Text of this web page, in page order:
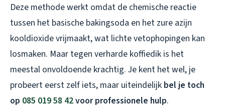
Deze methode werkt omdat de chemische reactie
tussen het basische bakingsoda en het zure azijn
kooldioxide vrijmaakt, wat lichte vetophopingen kan
losmaken. Maar tegen verharde koffiedik is het
meestal onvoldoende krachtig. Je kent het wel, je
probeert eerst zelf iets, maar uiteindelijk bel je toch
op 085 019 58 42voor professionele hulp.